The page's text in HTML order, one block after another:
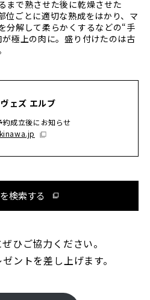
まで熟させた後に乾燥させた
位ごとに適切な熟成をはかり、マ
分解して柔らかくするなどの“手
極上の肉に。盛り付けたのは古
ェズ エルブ
成立後にお知らせ
検索する
ひご協力ください。
ントを差し上げます。